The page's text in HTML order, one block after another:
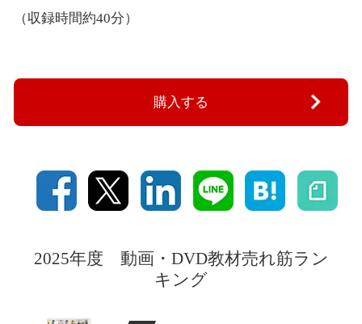
（収録時間約40分）
購入する
2025年度 動画・DVD教材売れ筋ラン
キング